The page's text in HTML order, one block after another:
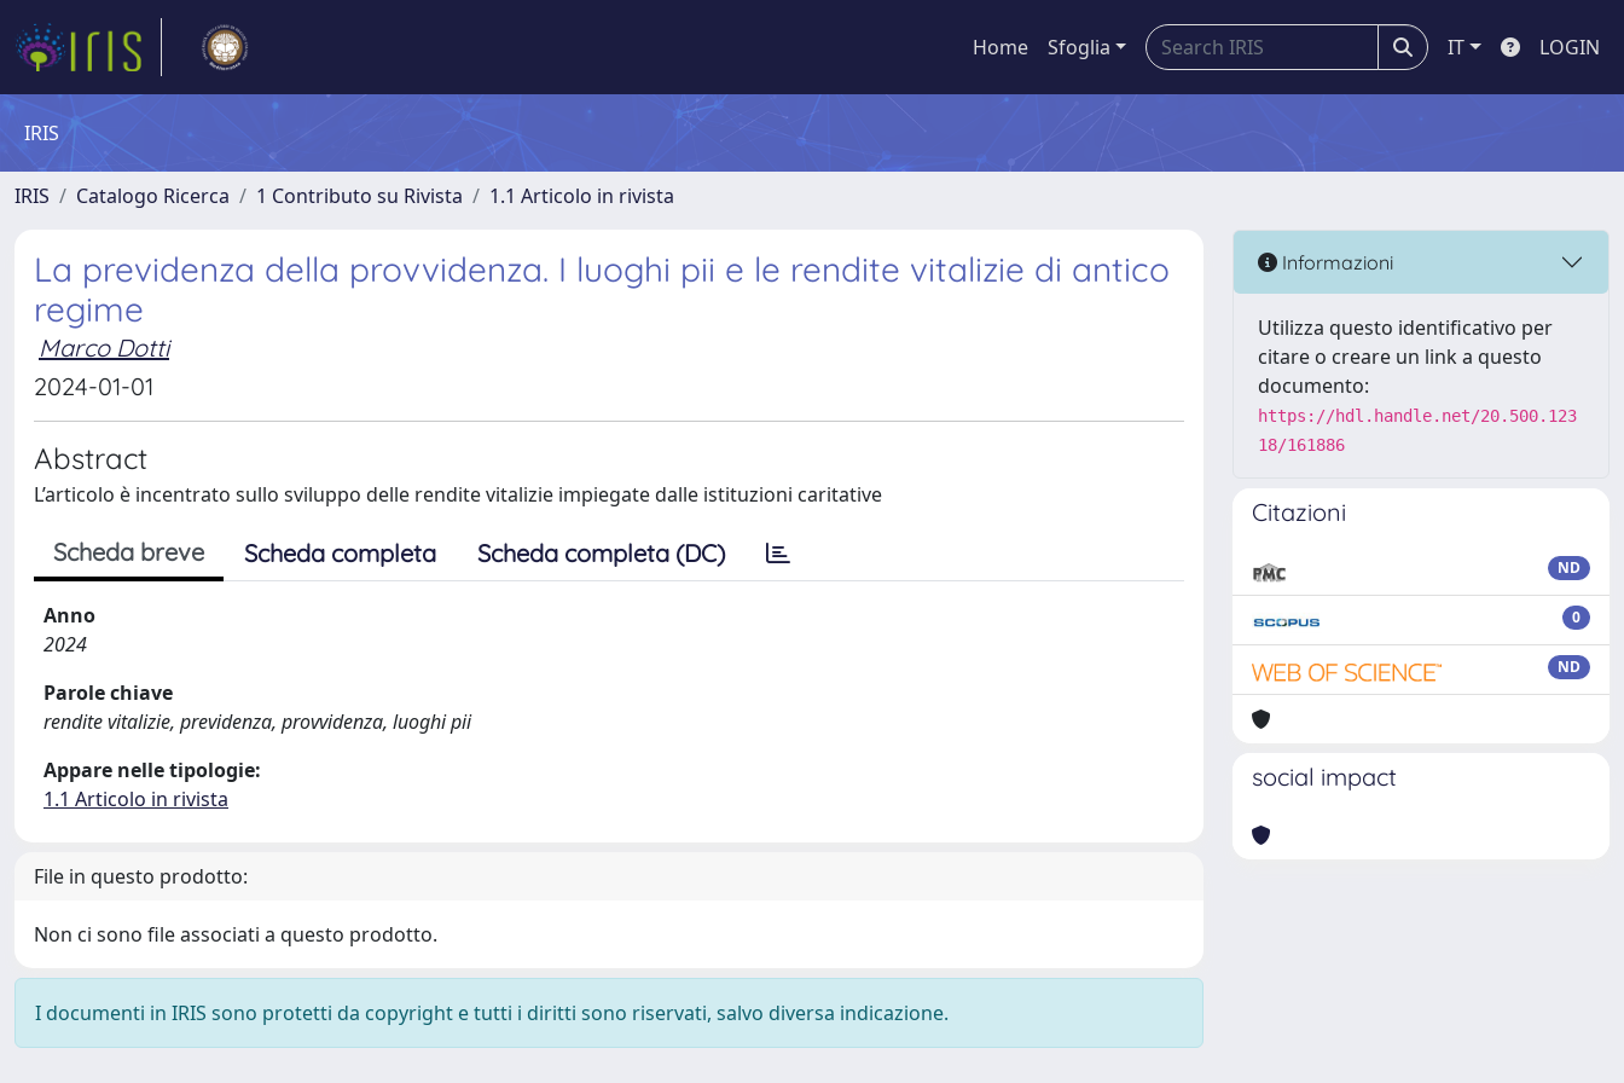
Home Sfoglia IT LOGIN
IRIS
IRIS Catalogo Ricerca 1 Contributo su Rivista 1.1 Articolo in rivista
La previdenza della provvidenza. I luoghi pii e le rendite vitalizie di antico
regime
Marco Dotti
2024-01-01
Abstract
L’articolo è incentrato sullo sviluppo delle rendite vitalizie impiegate dalle istituzioni caritative
Scheda breve Scheda completa Scheda completa (DC)
Anno
2024
Parole chiave
rendite vitalizie, previdenza, provvidenza, luoghi pii
Appare nelle tipologie:
1.1 Articolo in rivista
File in questo prodotto:
Non ci sono file associati a questo prodotto.
I documenti in IRIS sono protetti da copyright e tutti i diritti sono riservati, salvo diversa indicazione.
Informazioni
Utilizza questo identificativo per
citare o creare un link a questo
documento:
https://hdl.handle.net/20.500.123
18/161886
Citazioni
ND
0
ND
social impact